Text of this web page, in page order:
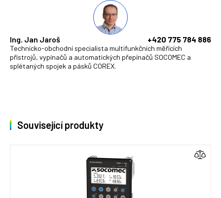
Ing. Jan Jaroš +420 775 784 886
Technicko-obchodní specialista multifunkčních měřicích
přístrojů, vypínačů a automatických přepínačů SOCOMEC a
splétaných spojek a pásků COREX.
Související produkty